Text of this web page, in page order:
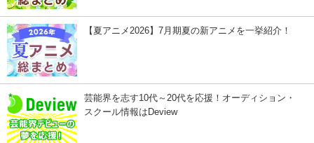
【夏アニメ2026】7月期夏の新アニメを一挙紹介！
芸能界を志す10代～20代を応援！オーディション・
スクール情報はDeview